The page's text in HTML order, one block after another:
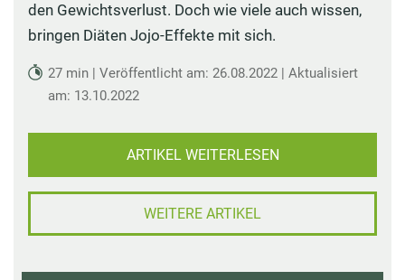
den Gewichtsverlust. Doch wie viele auch wissen,
bringen Diäten Jojo-Effekte mit sich.
27 min | Veröffentlicht am: 26.08.2022 | Aktualisiert
am: 13.10.2022
ARTIKEL WEITERLESEN
WEITERE ARTIKEL